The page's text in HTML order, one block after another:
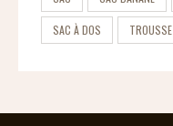
SAC À DOS TROUSSE